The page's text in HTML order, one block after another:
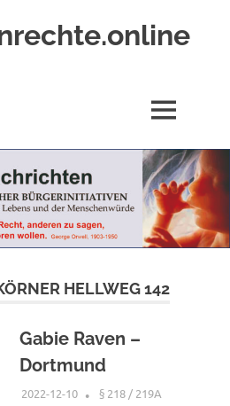
MENÜ
HELLWEG 142
Gabie Raven –
Dortmund
2022-12-10 XX
§ 218 / 219A